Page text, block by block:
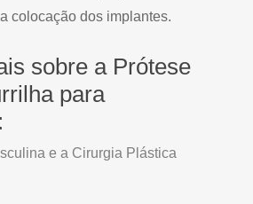
colocação dos implantes.
sobre a Prótese
para
e a Cirurgia Plástica